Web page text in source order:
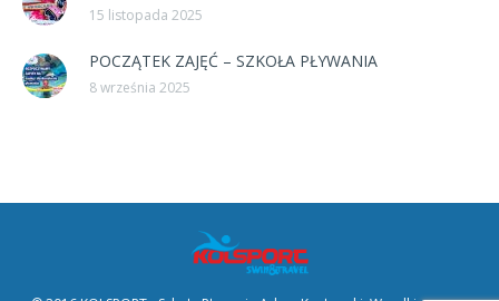
15 listopada 2025
POCZĄTEK ZAJĘĆ – SZKOŁA PŁYWANIA
8 września 2025